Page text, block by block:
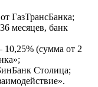
ГазТрансБанка;
месяцев, банк
(сумма от 2
Столица;